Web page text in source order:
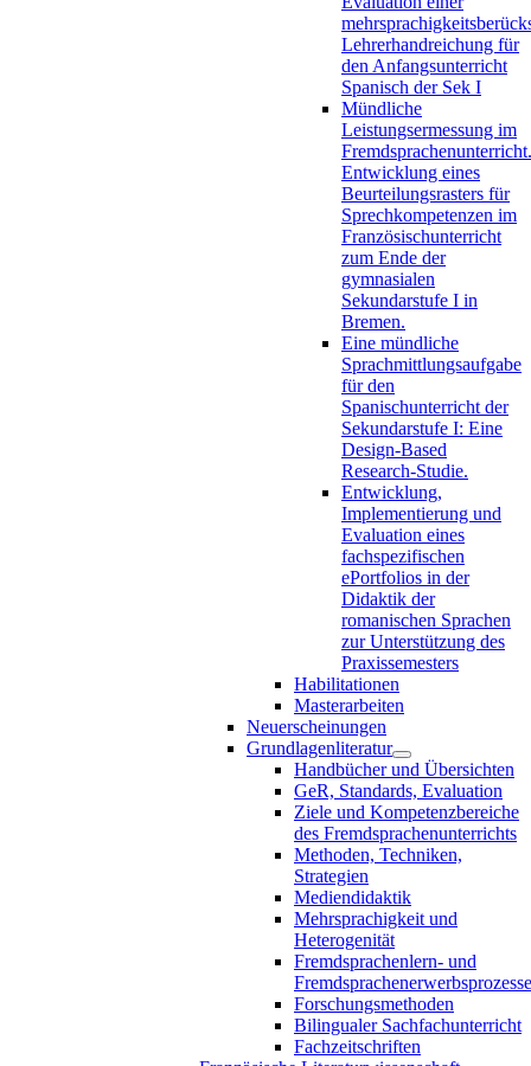
Lehrerhandreichung für
den Anfangsunterricht
Spanisch der Sek I
Mündliche
Leistungsermessung im
Fremdsprachenunterricht.
Entwicklung eines
Beurteilungsrasters für
Sprechkompetenzen im
Französischunterricht
zum Ende der
gymnasialen
Sekundarstufe I in
Bremen.
Eine mündliche
Sprachmittlungsaufgabe
für den
Spanischunterricht der
Sekundarstufe I: Eine
Design-Based
Research-Studie.
Entwicklung,
Implementierung und
Evaluation eines
fachspezifischen
ePortfolios in der
Didaktik der
romanischen Sprachen
zur Unterstützung des
Praxissemesters
Habilitationen
Masterarbeiten
Neuerscheinungen
Grundlagenliteratur
Handbücher und Übersichten
GeR, Standards, Evaluation
Ziele und Kompetenzbereiche
des Fremdsprachenunterrichts
Methoden, Techniken,
Strategien
Mediendidaktik
Mehrsprachigkeit und
Heterogenität
Fremdsprachenlern- und
Fremdsprachenerwerbsprozesse
Forschungsmethoden
Bilingualer Sachfachunterricht
Fachzeitschriften